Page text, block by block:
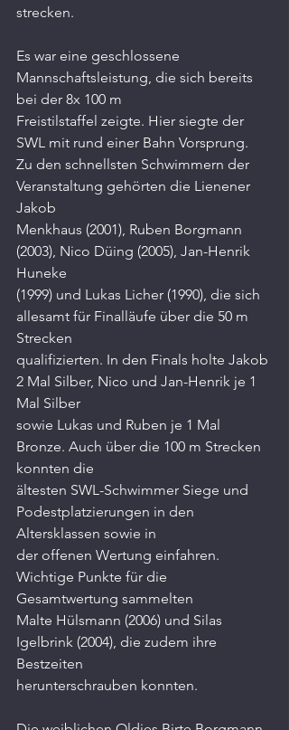
strecken.
Es war eine geschlossene
Mannschaftsleistung, die sich bereits
bei der 8x 100 m
Freistilstaffel zeigte. Hier siegte der
SWL mit rund einer Bahn Vorsprung.
Zu den schnellsten Schwimmern der
Veranstaltung gehörten die Lienener
Jakob
Menkhaus (2001), Ruben Borgmann
(2003), Nico Düing (2005), Jan-Henrik
Huneke
(1999) und Lukas Licher (1990), die sich
allesamt für Finalläufe über die 50 m
Strecken
qualifizierten. In den Finals holte Jakob
2 Mal Silber, Nico und Jan-Henrik je 1
Mal Silber
sowie Lukas und Ruben je 1 Mal
Bronze. Auch über die 100 m Strecken
konnten die
ältesten SWL-Schwimmer Siege und
Podestplatzierungen in den
Altersklassen sowie in
der offenen Wertung einfahren.
Wichtige Punkte für die
Gesamtwertung sammelten
Malte Hülsmann (2006) und Silas
Igelbrink (2004), die zudem ihre
Bestzeiten
herunterschrauben konnten.